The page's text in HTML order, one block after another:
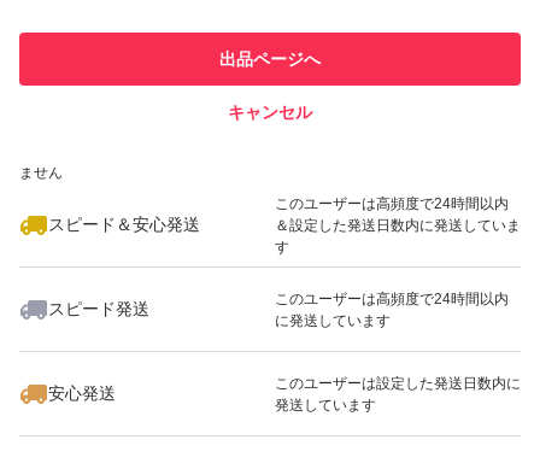
での取引実績があります
ません
スピード＆安心発送
このユーザーは高頻度で24時間以内
＆設定した発送日数内に発送していま
す
スピード発送
このユーザーは高頻度で24時間以内
に発送しています
安心発送
このユーザーは設定した発送日数内に
発送しています
出品ページへ
キャンセル
いいね！
3,700